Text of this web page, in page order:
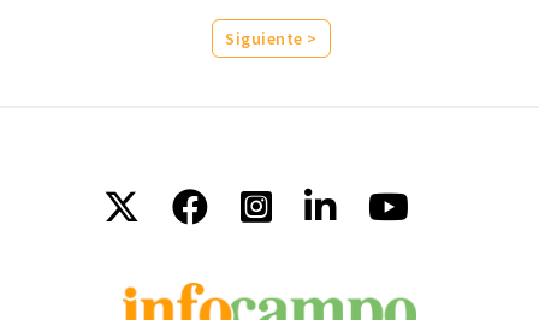
Siguiente >